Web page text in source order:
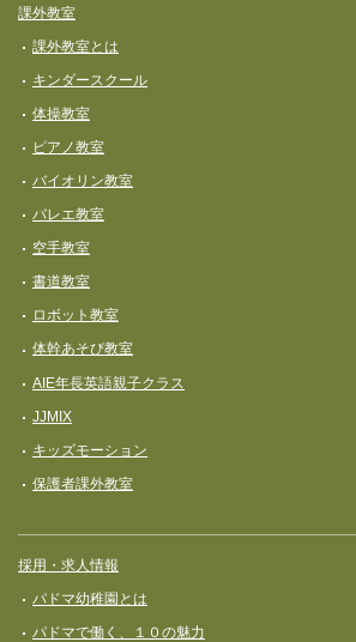
課外教室
課外教室とは
キンダースクール
体操教室
ピアノ教室
バイオリン教室
バレエ教室
空手教室
書道教室
ロボット教室
体幹あそび教室
AIE年長英語親子クラス
JJMIX
キッズモーション
保護者課外教室
採用・求人情報
パドマ幼稚園とは
パドマで働く、１０の魅力